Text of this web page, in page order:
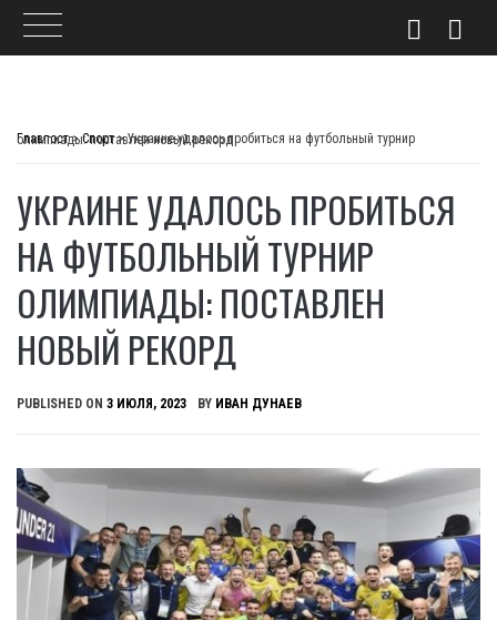
Главпост>Спорт>
Украине удалось пробиться на футбольный турнир олимпиады: поставлен новый рекорд
УКРАИНЕ УДАЛОСЬ ПРОБИТЬСЯ
НА ФУТБОЛЬНЫЙ ТУРНИР
ОЛИМПИАДЫ: ПОСТАВЛЕН
НОВЫЙ РЕКОРД
PUBLISHED ON 3 ИЮЛЯ, 2023 BY ИВАН ДУНАЕВ